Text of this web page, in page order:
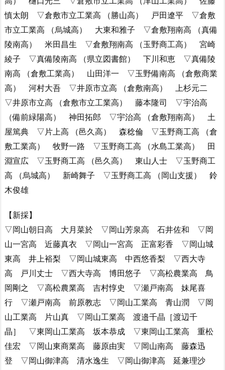
慎太朗 ▽倉敷市立工業高 （勝山高） 戸田遼平 ▽倉敷
市立工業高 （烏城高） 大東和雅子 ▽倉敷翔南高 （真備
陵南高） 米田昌生 ▽倉敷翔南高 （玉野商工高） 宮崎
綾子 ▽真備陵南高 （県立図書館） 下川和恵 ▽真備陵
南高 （倉敷工業高） 山田洋一 ▽玉野備南高 （倉敷商業
高） 河村大吾 ▽井原市立高 （倉敷南高） 上杉元二
▽井原市立高 （倉敷市立工業高） 藤本隆司 ▽宇治高
（備前緑陽高） 神田拓郎 ▽宇治高 （倉敷翔南高） 土
屋篤典 ▽片上高 （邑久高） 森稔倫 ▽玉野商工高 （倉
敷工業高） 牧野一路 ▽玉野商工高 （水島工業高） 田
淵宣広 ▽玉野商工高 （邑久高） 東山人士 ▽玉野商工
高 （烏城高） 新崎舞子 ▽玉野商工高 （岡山支援） 鈴
木俊雄
【新採】
▽岡山朝日高 大月菜於 ▽岡山芳泉高 石井佐和 ▽岡
山一宮高 近藤真衣 ▽岡山一宮高 正富彩香 ▽岡山城
東高 井上裕梨 ▽岡山城東高 中西悠香梨 ▽西大寺
高 戸川丈士 ▽西大寺高 博田悠子 ▽高松農業高 鳥
岡剛之 ▽高松農業高 吉村惇史 ▽瀬戸南高 妹尾喜
行 ▽瀬戸南高 前原教志 ▽岡山工業高 青山潤 ▽岡
山工業高 片山真 ▽岡山工業高 渡邉千晶［渡辺千
晶］ ▽東岡山工業高 坂本恭成 ▽東岡山工業高 重松
佳宏 ▽岡山東商業高 藤原由実 ▽岡山南高 藤森迅
登 ▽岡山御津高 清水逸生 ▽岡山御津高 延兼理沙